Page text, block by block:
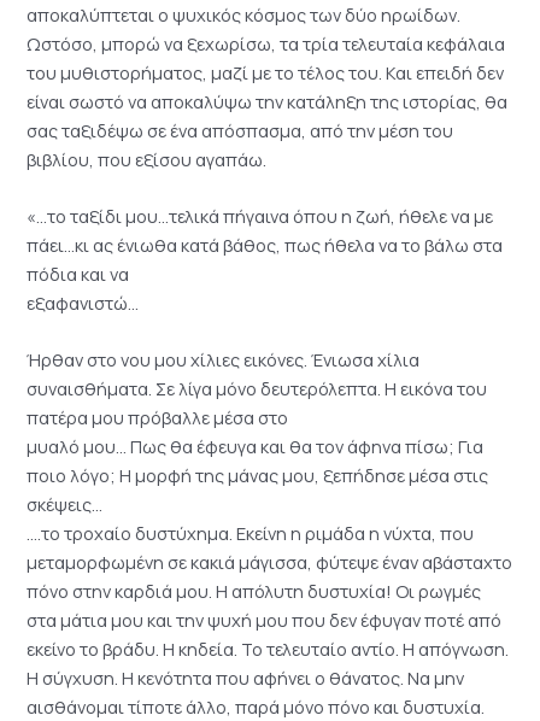
αποκαλύπτεται ο ψυχικός κόσμος των δύο ηρωίδων.
Ωστόσο, μπορώ να ξεχωρίσω, τα τρία τελευταία κεφάλαια
του μυθιστορήματος, μαζί με το τέλος του. Και επειδή δεν
είναι σωστό να αποκαλύψω την κατάληξη της ιστορίας, θα
σας ταξιδέψω σε ένα απόσπασμα, από την μέση του
βιβλίου, που εξίσου αγαπάω.
«…το ταξίδι μου…τελικά πήγαινα όπου η ζωή, ήθελε να με
πάει…κι ας ένιωθα κατά βάθος, πως ήθελα να το βάλω στα
πόδια και να
εξαφανιστώ…
Ήρθαν στο νου μου χίλιες εικόνες. Ένιωσα χίλια
συναισθήματα. Σε λίγα μόνο δευτερόλεπτα. Η εικόνα του
πατέρα μου πρόβαλλε μέσα στο
μυαλό μου… Πως θα έφευγα και θα τον άφηνα πίσω; Για
ποιο λόγο; Η μορφή της μάνας μου, ξεπήδησε μέσα στις
σκέψεις…
….το τροχαίο δυστύχημα. Εκείνη η ριμάδα η νύχτα, που
μεταμορφωμένη σε κακιά μάγισσα, φύτεψε έναν αβάσταχτο
πόνο στην καρδιά μου. H απόλυτη δυστυχία! Οι ρωγμές
στα μάτια μου και την ψυχή μου που δεν έφυγαν ποτέ από
εκείνο το βράδυ. Η κηδεία. Το τελευταίο αντίο. Η απόγνωση.
Η σύγχυση. Η κενότητα που αφήνει ο θάνατος. Να μην
αισθάνομαι τίποτε άλλο, παρά μόνο πόνο και δυστυχία.